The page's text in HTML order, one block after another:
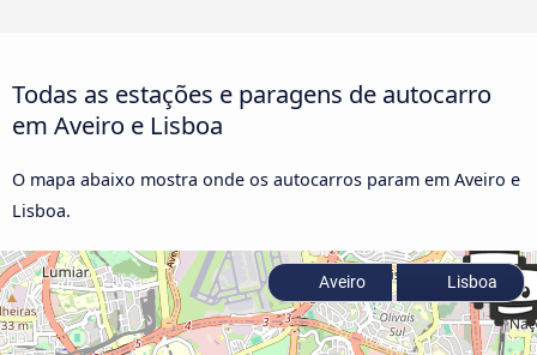
Todas as estações e paragens de autocarro
em Aveiro e Lisboa
O mapa abaixo mostra onde os autocarros param em Aveiro e
Lisboa.
Aveiro Lisboa